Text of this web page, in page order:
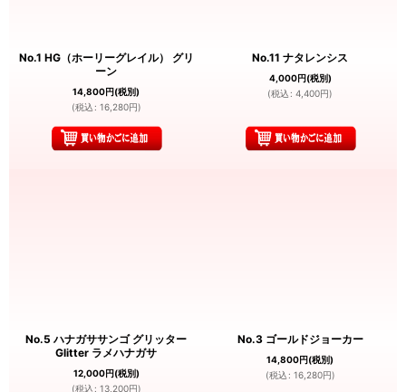
No.1 HG（ホーリーグレイル） グリ
ーン
14,800円(税別)
(税込 : 16,280円)
No.11 ナタレンシス
4,000円(税別)
(税込 : 4,400円)
No.5 ハナガササンゴ グリッター
Glitter ラメハナガサ
12,000円(税別)
(税込 : 13,200円)
No.3 ゴールドジョーカー
14,800円(税別)
(税込 : 16,280円)